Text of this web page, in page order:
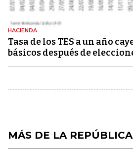
HACIENDA
Tasa de los TES a un año
básicos después de
MÁS DE LA REPÚBLICA